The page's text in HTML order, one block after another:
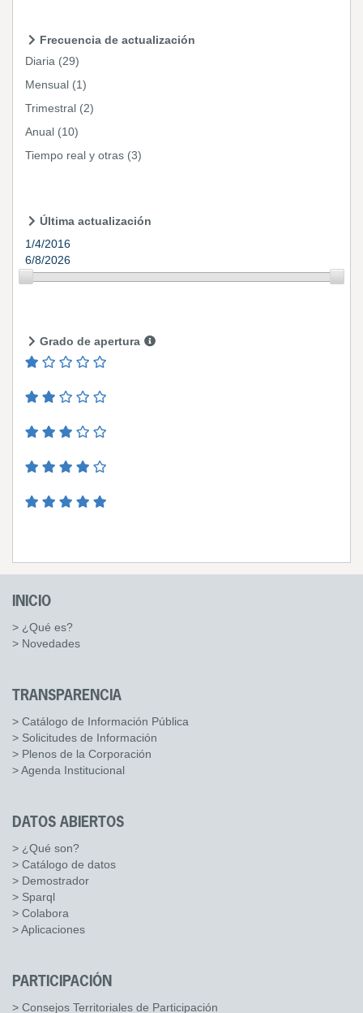
Frecuencia de actualización
Diaria (29)
Mensual (1)
Trimestral (2)
Anual (10)
Tiempo real y otras (3)
Última actualización
1/4/2016
6/8/2026
Grado de apertura
INICIO
> ¿Qué es?
> Novedades
TRANSPARENCIA
> Catálogo de Información Pública
> Solicitudes de Información
> Plenos de la Corporación
> Agenda Institucional
DATOS ABIERTOS
> ¿Qué son?
> Catálogo de datos
> Demostrador
> Sparql
> Colabora
> Aplicaciones
PARTICIPACIÓN
> Consejos Territoriales de Participación